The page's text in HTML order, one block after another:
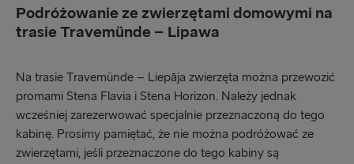
Podróżowanie ze zwierzętami domowymi na
trasie Travemünde – Lipawa
Na trasie Travemünde – Liepāja zwierzęta można przewozić
promami Stena Flavia i Stena Horizon. Należy jednak
wcześniej zarezerwować specjalnie przeznaczoną do tego
kabinę. Prosimy pamiętać, że nie można podróżować ze
zwierzętami, jeśli przeznaczone do tego kabiny są